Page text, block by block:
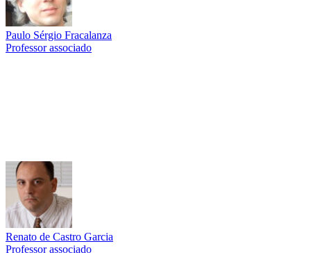
Paulo Sérgio Fracalanza
Professor associado
Renato de Castro Garcia
Professor associado